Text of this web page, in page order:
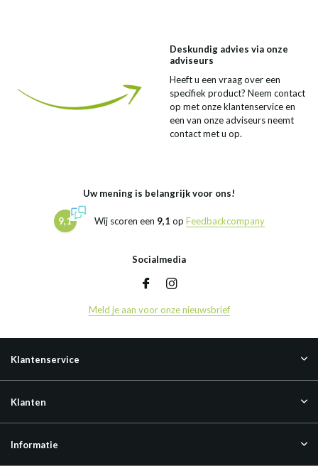
Deskundig advies via onze
adviseurs
Heeft u een vraag over een
specifiek product? Neem contact
op met onze klantenservice en
een van onze adviseurs neemt
contact met u op.
Uw mening is belangrijk voor ons!
9,1 Wij scoren een 9,1 op Feedbackcompany
Socialmedia
Meld je aan voor onze nieuwsbrief
Klantenservice
Klanten
Informatie